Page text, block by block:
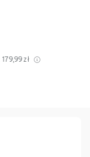
179,99 zł